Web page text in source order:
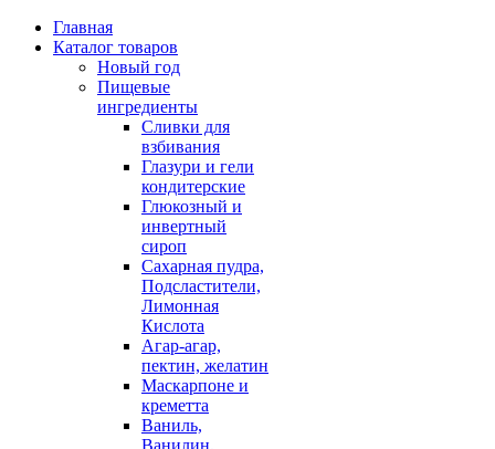
Главная
Каталог товаров
Новый год
Пищевые
ингредиенты
Сливки для
взбивания
Глазури и гели
кондитерские
Глюкозный и
инвертный
сироп
Сахарная пудра,
Подсластители,
Лимонная
Кислота
Агар-агар,
пектин, желатин
Маскарпоне и
креметта
Ваниль,
Ванилин,